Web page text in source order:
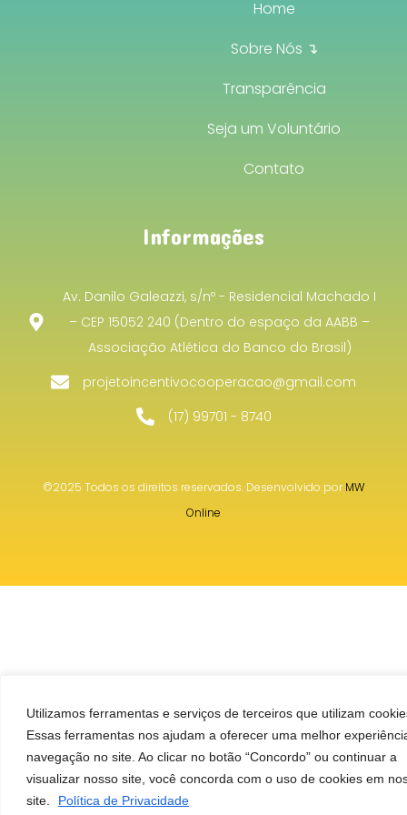
Utilizamos ferramentas e serviços de terceiros que utilizam
Essas ferramentas nos ajudam a oferecer uma melhor
navegação no site. Ao clicar no botão “Concordo” ou continuar a
visualizar nosso site, você concorda com o uso de cookies em
site.
Política de Privacidade
Home
Sobre Nós ↴
Transparência
Seja um Voluntário
Contato
Informações
Av. Danilo Galeazzi, s/nº - Residencial Machado I
– CEP 15052 240 (Dentro do espaço da AABB –
Associação Atlética do Banco do Brasil)
projetoincentivocooperacao@gmail.com
(17) 99701 - 8740
©2025 Todos os direitos reservados. Desenvolvido porMW
Online